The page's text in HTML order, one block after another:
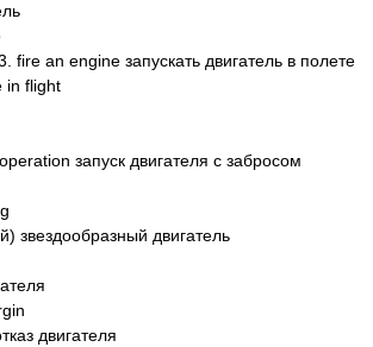
fire an engine запускать двигатель в полете
in flight
запуск двигателя с забросом
звездообразный двигатель
двигателя